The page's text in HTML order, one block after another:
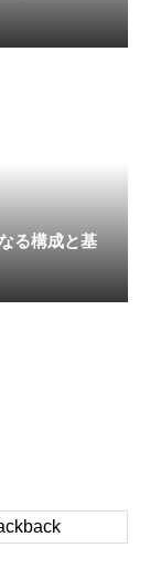
る構成と基